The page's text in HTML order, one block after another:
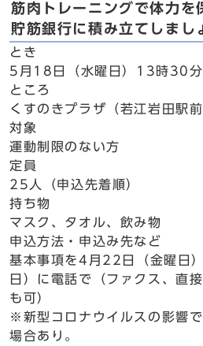
筋肉トレーニングで体力を
貯筋銀行に積み立てしまし
とき
5月18日（水曜日）13時30
ところ
くすのきプラザ（若江岩田駅前
対象
運動制限のない方
定員
25人（申込先着順）
持ち物
マスク、タオル、飲み物
申込方法・申込み先など
基本事項を4月22日（金曜日
日）に電話で（ファクス、直接
も可）
※新型コロナウイルスの影響
場合あり。